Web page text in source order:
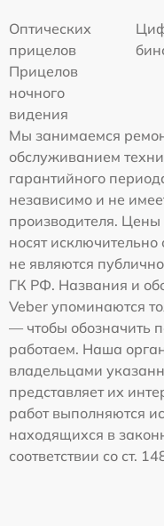
Оптических
прицелов
Прицелов
ночного
видения
Мы занимаемся
обслуживанием
гарантийного
независимо и не
производителя.
носят
не являются
ГК РФ. Названия и
Veber упоминаются
— чтобы обозначить
работаем. Наша
владельцами
представляет их
работ выполняются
находящихся в
соответствии со ст.